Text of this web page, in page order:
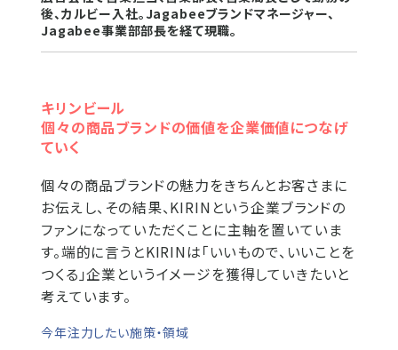
後、カルビー入社。Jagabeeブランドマネージャー、
Jagabee事業部部長を経て現職。
キリンビール
個々の商品ブランドの価値を企業価値につなげ
ていく
個々の商品ブランドの魅力をきちんとお客さまに
お伝えし、その結果、KIRINという企業ブランドの
ファンになっていただくことに主軸を置いていま
す。端的に言うとKIRINは「いいもので、いいことを
つくる」企業というイメージを獲得していきたいと
考えています。
今年注力したい施策・領域